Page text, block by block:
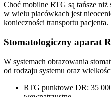
Choć mobilne RTG są tańsze niż
w wielu placówkach jest
konieczności transportu pacjenta.
Stomatologiczny aparat
W systemach obrazowania
od rodzaju systemu oraz
RTG punktowe DR: 35